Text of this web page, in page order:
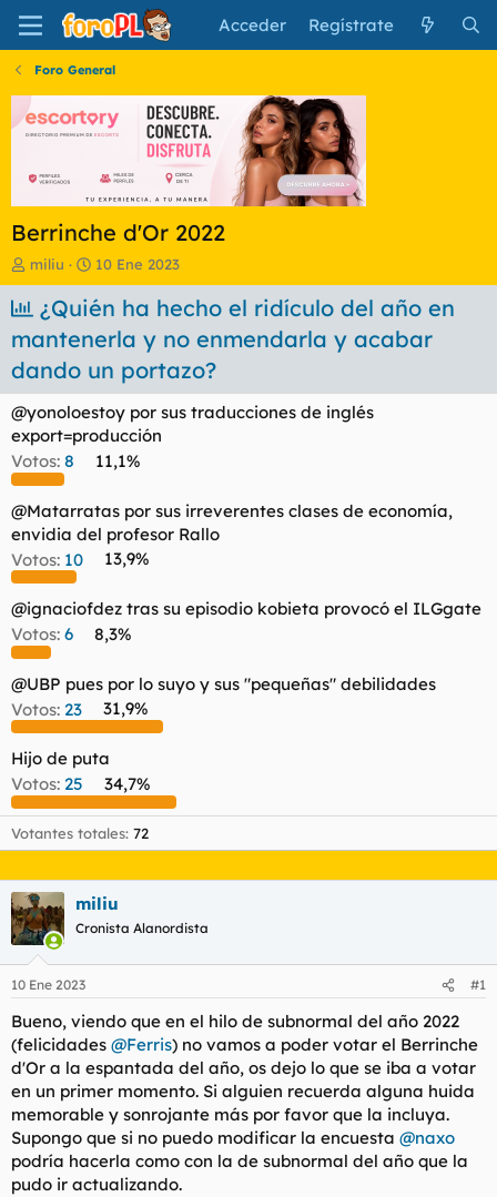
Acceder Regístrate
Foro General
Berrinche d'Or 2022
I
n
i
c
i
a
d
r
d
e
l
t
e
m
a
miliu
F
e
c
h
a
d
e
n
i
c
o
10 Ene 2023
¿Quién ha hecho el ridículo del año en
mantenerla y no enmendarla y acabar
dando un portazo?
@yonoloestoy por sus traducciones de inglés
export=producción
Votos: 8 11,1%
@Matarratas por sus irreverentes clases de economía,
envidia del profesor Rallo
Votos: 10 13,9%
@ignaciofdez tras su episodio kobieta provocó el ILGgate
Votos: 6 8,3%
@UBP pues por lo suyo y sus "pequeñas" debilidades
Votos: 23 31,9%
Hijo de puta
Votos: 25 34,7%
Votantes totales 72
miliu
Cronista Alanordista
10 Ene 2023 #1
Bueno, viendo que en el hilo de subnormal del año 2022
(felicidades @Ferris) no vamos a poder votar el Berrinche
d'Or a la espantada del año, os dejo lo que se iba a votar
en un primer momento. Si alguien recuerda alguna huida
memorable y sonrojante más por favor que la incluya.
Supongo que si no puedo modificar la encuesta @naxo
podría hacerla como con la de subnormal del año que la
pudo ir actualizando.